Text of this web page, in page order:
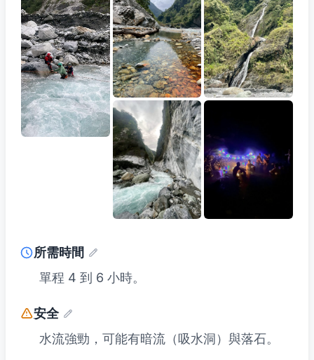
所需時間
單程 4 到 6 小時。
安全
水流強勁，可能有暗流（吸水洞）與落石。